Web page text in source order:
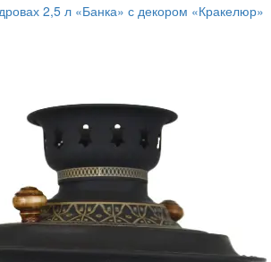
2,5 л «Банка» с декором «Кракелюр»